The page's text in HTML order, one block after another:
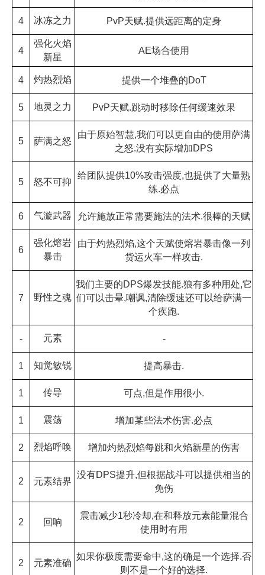
4 冰冻之力 PvP天赋.提供远距离的定身
4
强化火焰
新星
AE场合使用
4 灼热烈焰 提供一个堆叠的DoT
5 地灵之力 PvP天赋.跳动时移除任何缓速效果
5 萨满之怒
由于原始智慧,我们可以更自由的使用萨满
之怒.没有实际增加DPS
5 怒不可抑
给团队提供10%攻击强度,也提供了大量熟
练.必点
6 气漩武器 允许施放正常需要施法的法术.很棒的天赋
6
强化熔岩
暴击
由于灼热烈焰,这个天赋使熔岩暴击像一列
货运火车一样攻击.
7 野性之魂
我们主要的DPS爆发技能.狼有多种用处,它
们可以击晕,嘲讽,清除缓速还可以给萨满一
个疾跑.
- 元素 -
1 知觉敏锐 提高暴击.
1 传导 可点,但是作用很小.
1 震荡 增加某些法术伤害.必点
2 烈焰呼唤 增加灼热烈焰每跳和火焰新星的伤害
2 元素结界
没有DPS提升,但根据战斗可以提供相当的
免伤
2 回响
震击减少1秒冷却,在和释放元素能量混合
使用时有用
2 元素准确
如果你极度需要命中,这的确是一个选择.否
则不是一个好的选择.